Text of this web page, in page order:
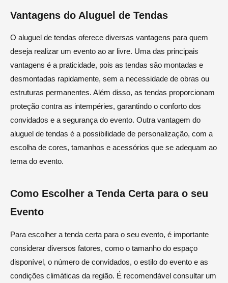
Vantagens do Aluguel de Tendas
O aluguel de tendas oferece diversas vantagens para quem
deseja realizar um evento ao ar livre. Uma das principais
vantagens é a praticidade, pois as tendas são montadas e
desmontadas rapidamente, sem a necessidade de obras ou
estruturas permanentes. Além disso, as tendas proporcionam
proteção contra as intempéries, garantindo o conforto dos
convidados e a segurança do evento. Outra vantagem do
aluguel de tendas é a possibilidade de personalização, com a
escolha de cores, tamanhos e acessórios que se adequam ao
tema do evento.
Como Escolher a Tenda Certa para o seu
Evento
Para escolher a tenda certa para o seu evento, é importante
considerar diversos fatores, como o tamanho do espaço
disponível, o número de convidados, o estilo do evento e as
condições climáticas da região. É recomendável consultar um